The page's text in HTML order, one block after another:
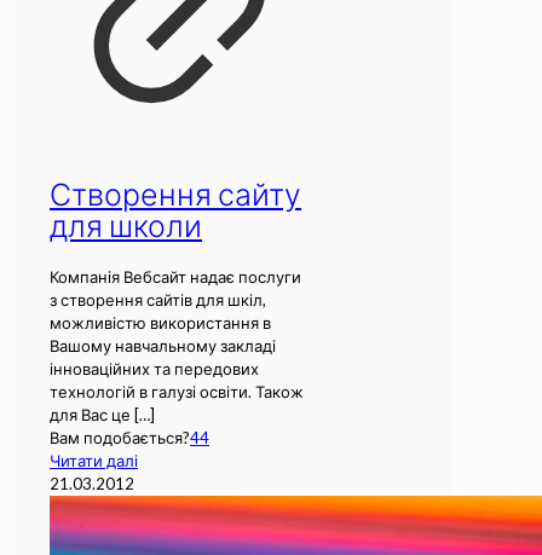
Створення сайту
для школи
Компанія Вебсайт надає послуги
з створення сайтів для шкіл,
можливістю використання в
Вашому навчальному закладі
інноваційних та передових
технологій в галузі освіти. Також
для Вас це […]
Вам подобається?44
Читати далі
21.03.2012